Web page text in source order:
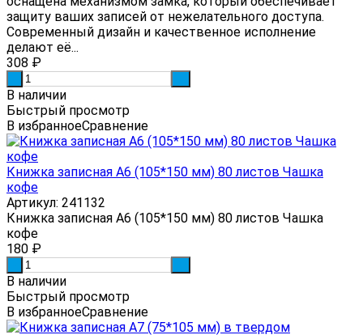
защиту ваших записей от нежелательного доступа.
Современный дизайн и качественное исполнение
делают её...
308 ₽
В наличии
Быстрый просмотр
В избранноеСравнение
Книжка записная А6 (105*150 мм) 80 листов Чашка
кофе
Артикул: 241132
Книжка записная А6 (105*150 мм) 80 листов Чашка
кофе
180 ₽
В наличии
Быстрый просмотр
В избранноеСравнение